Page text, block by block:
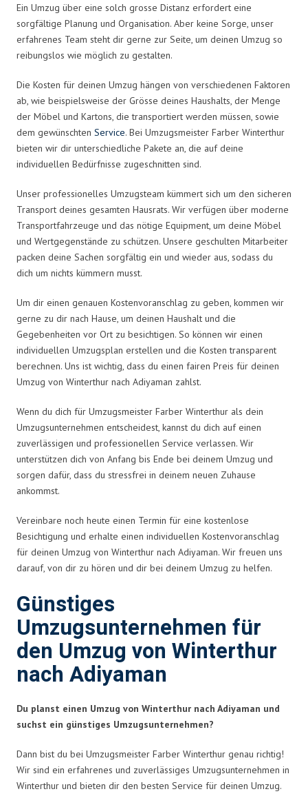
Ein Umzug über eine solch grosse Distanz erfordert eine
sorgfältige Planung und Organisation. Aber keine Sorge, unser
erfahrenes Team steht dir gerne zur Seite, um deinen Umzug so
reibungslos wie möglich zu gestalten.
Die Kosten für deinen Umzug hängen von verschiedenen Faktoren
ab, wie beispielsweise der Grösse deines Haushalts, der Menge
der Möbel und Kartons, die transportiert werden müssen, sowie
dem gewünschten Service. Bei Umzugsmeister Farber Winterthur
bieten wir dir unterschiedliche Pakete an, die auf deine
individuellen Bedürfnisse zugeschnitten sind.
Unser professionelles Umzugsteam kümmert sich um den sicheren
Transport deines gesamten Hausrats. Wir verfügen über moderne
Transportfahrzeuge und das nötige Equipment, um deine Möbel
und Wertgegenstände zu schützen. Unsere geschulten Mitarbeiter
packen deine Sachen sorgfältig ein und wieder aus, sodass du
dich um nichts kümmern musst.
Um dir einen genauen Kostenvoranschlag zu geben, kommen wir
gerne zu dir nach Hause, um deinen Haushalt und die
Gegebenheiten vor Ort zu besichtigen. So können wir einen
individuellen Umzugsplan erstellen und die Kosten transparent
berechnen. Uns ist wichtig, dass du einen fairen Preis für deinen
Umzug von Winterthur nach Adiyaman zahlst.
Wenn du dich für Umzugsmeister Farber Winterthur als dein
Umzugsunternehmen entscheidest, kannst du dich auf einen
zuverlässigen und professionellen Service verlassen. Wir
unterstützen dich von Anfang bis Ende bei deinem Umzug und
sorgen dafür, dass du stressfrei in deinem neuen Zuhause
ankommst.
Vereinbare noch heute einen Termin für eine kostenlose
Besichtigung und erhalte einen individuellen Kostenvoranschlag
für deinen Umzug von Winterthur nach Adiyaman. Wir freuen uns
darauf, von dir zu hören und dir bei deinem Umzug zu helfen.
Günstiges
Umzugsunternehmen für
den Umzug von Winterthur
nach Adiyaman
Du planst einen Umzug von Winterthur nach Adiyaman und
suchst ein günstiges Umzugsunternehmen?
Dann bist du bei Umzugsmeister Farber Winterthur genau richtig!
Wir sind ein erfahrenes und zuverlässiges Umzugsunternehmen in
Winterthur und bieten dir den besten Service für deinen Umzug.